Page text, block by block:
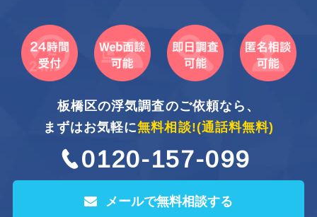
板橋区の浮気調査のご依頼なら、
まずはお気軽に無料相談!(通話料無料)
0120-157-099
メールで無料相談する